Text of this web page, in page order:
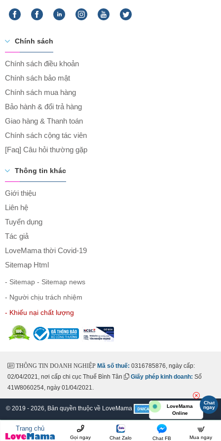
Chính sách
Chính sách điều khoản
Chính sách bảo mật
Chính sách mua hàng
Bảo hành & đổi trả hàng
Giao hàng & Thanh toán
Chính sách cộng tác viên
[Faq] Câu hỏi thường gặp
Thông tin khác
Giới thiệu
Liên hệ
Tuyển dụng
Tác giả
LoveMama thời Covid-19
Sitemap Html
- Sitemap - Sitemap news
- Người chịu trách nhiệm
- Khiếu nại chất lượng
THÔNG TIN DOANH NGHIỆP Mã số thuế: 0316785876, ngày cấp:
02/04/2021, nơi cấp chi cục Thuế Bình Tân
Giấy phép kinh doanh: Số
41W8060254, ngày 01/04/2021.
© 2019 - 2026, Bản quyền thuộc về LoveMama
Trang chủ
Gọi ngay Chat Zalo Chat FB Mua ngay
LoveMama
Online
Chat
ngay